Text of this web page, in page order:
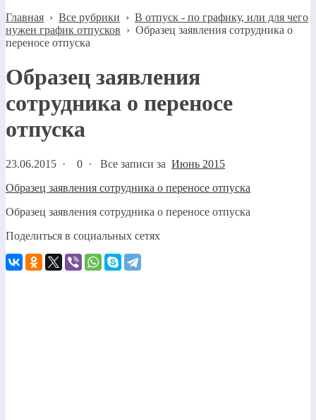
Главная › Все рубрики › В отпуск - по графику, или для чего
нужен график отпусков › Образец заявления сотрудника о
переносе отпуска
Образец заявления
сотрудника о переносе
отпуска
23.06.2015 · 0 · Все записи за Июнь 2015
Образец заявления сотрудника о переносе отпуска
Образец заявления сотрудника о переносе отпуска
Поделиться в социальных сетях